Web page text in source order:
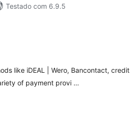
Testado com 6.9.5
like iDEAL | Wero, Bancontact, credit
of payment provi …